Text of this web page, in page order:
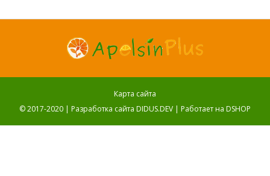
Карта сайта
© 2017-2020 | Разработка сайта DIDUS.DEV | Работает на DSHOP